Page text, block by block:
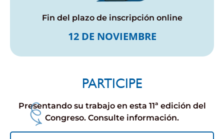
Fin del plazo de inscripción online
12 DE NOVIEMBRE
PARTICIPE
Presentando su trabajo en esta 11ª edición del
Congreso. Consulte información.